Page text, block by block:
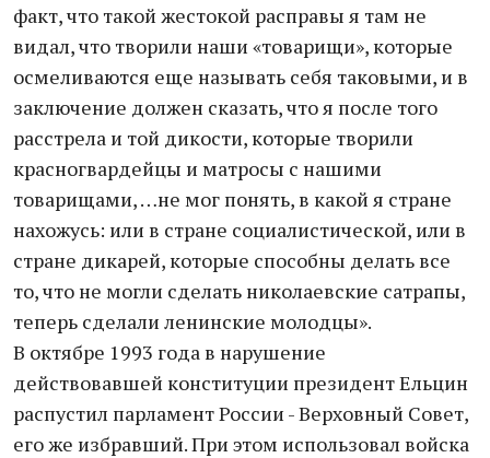
факт, что такой жестокой расправы я там не
видал, что творили наши «товарищи», которые
осмеливаются еще называть себя таковыми, и в
заключение должен сказать, что я после того
расстрела и той дикости, которые творили
красногвардейцы и матросы с нашими
товарищами, …не мог понять, в какой я стране
нахожусь: или в стране социалистической, или в
стране дикарей, которые способны делать все
то, что не могли сделать николаевские сатрапы,
теперь сделали ленинские молодцы».
В октябре 1993 года в нарушение
действовавшей конституции президент Ельцин
распустил парламент России - Верховный Совет,
его же избравший. При этом использовал войска